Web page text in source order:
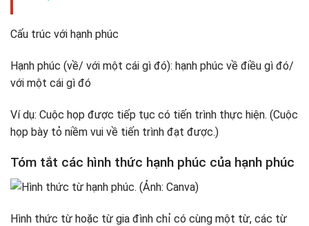
Cấu trúc với hạnh phúc
Hạnh phúc (về/ với một cái gì đó): hạnh phúc về điều gì đó/
với một cái gì đó
Ví dụ: Cuộc họp được tiếp tục có tiến trình thực hiện. (Cuộc
họp bày tỏ niềm vui về tiến trình đạt được.)
Tóm tắt các hình thức hạnh phúc của hạnh phúc
Hình thức từ hoặc từ gia đình chỉ có cùng một từ, các từ